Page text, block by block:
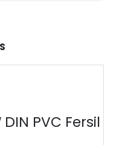
PVC Fersil